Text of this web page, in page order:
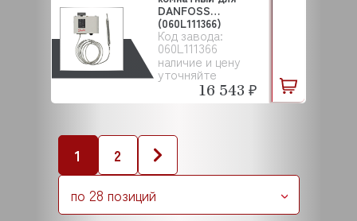
Код завода:
060L111366
наличие и цену
уточняйте
DANFOSS
(060L111366)
16 543 ₽
1
2
по 28 позиций